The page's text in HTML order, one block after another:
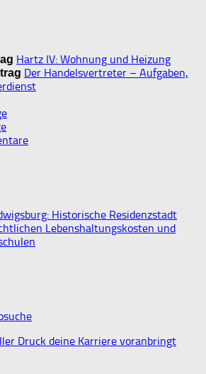
Hartz IV: Wohnung und Heizung
Der Handelsvertreter – Aufgaben,
Historische Residenzstadt
Lebenshaltungskosten und
Druck deine Karriere voranbringt